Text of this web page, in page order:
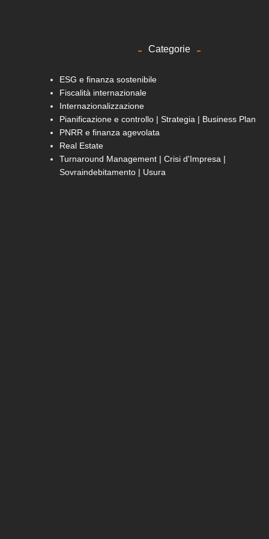
Categorie
ESG e finanza sostenibile
Fiscalità internazionale
Internazionalizzazione
Pianificazione e controllo | Strategia | Business Plan
PNRR e finanza agevolata
Real Estate
Turnaround Management | Crisi d'Impresa |
Sovraindebitamento | Usura